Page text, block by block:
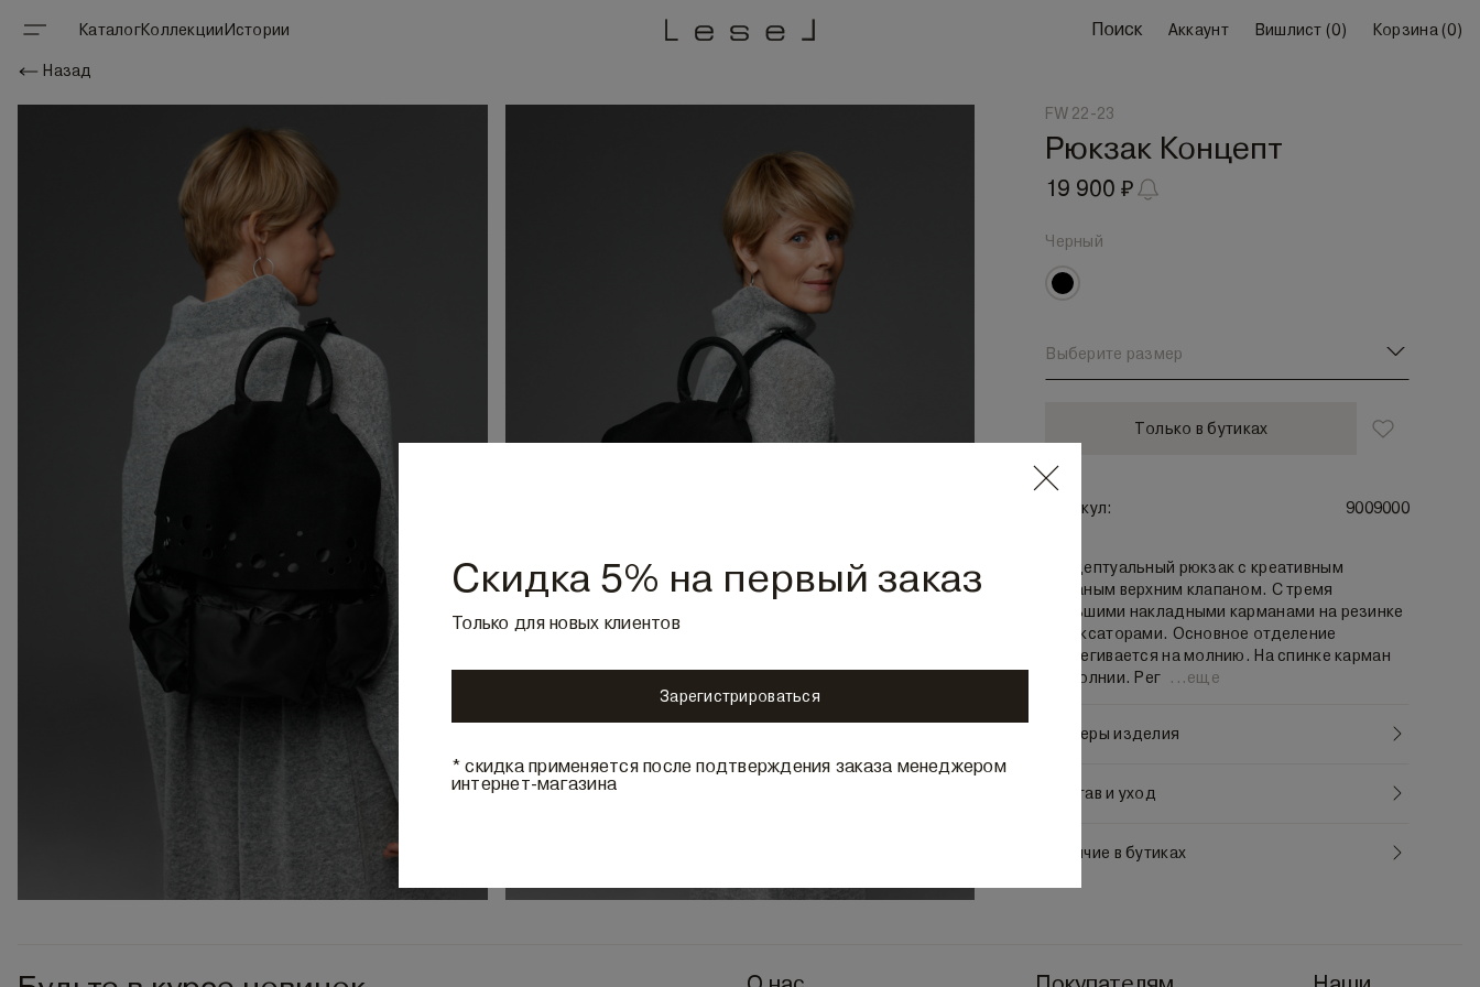
КаталогКоллекции Истории Поиск Аккаунт Вишлист (0) Корзина (0)
Назад
FW 22-23
Рюкзак Концепт
19 900 ₽
Черный
Выберите размер
Только в бутиках
Артикул: 9009000
Концептуальный рюкзак с креативным
кожаным верхним клапаном. С тремя
большими накладными карманами на резинке
с фиксаторами. Основное отделение
застегивается на молнию. На спинке карман
на молнии. Рег
...еще
Обмеры изделия
Состав и уход
Наличие в бутиках
Скидка 5% на первый заказ
Только для новых клиентов
Зарегистрироваться
* скидка применяется после подтверждения заказа менеджером
интернет-магазина